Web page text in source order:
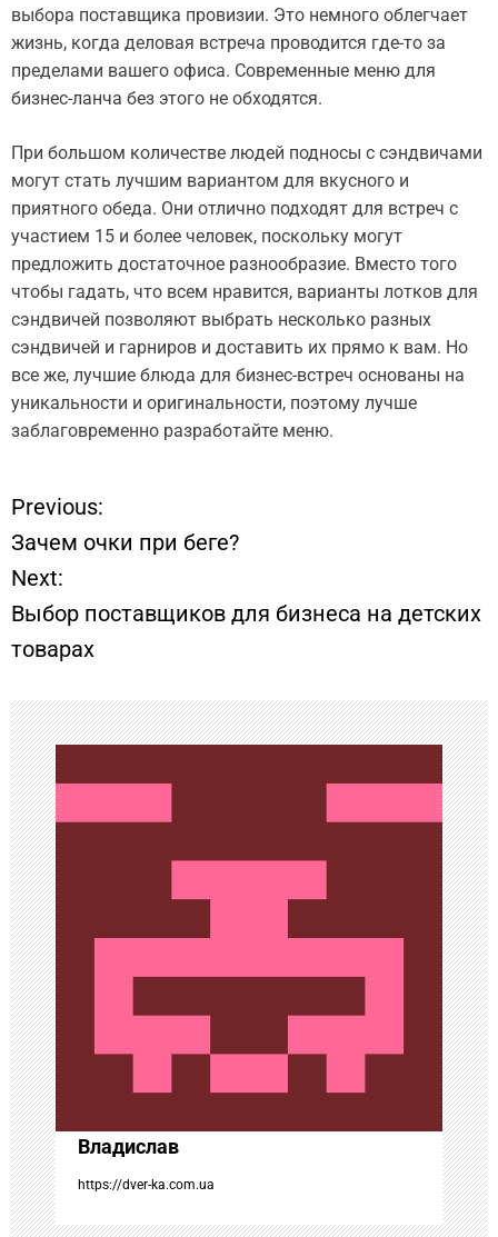
выбора поставщика провизии. Это немного облегчает
жизнь, когда деловая встреча проводится где-то за
пределами вашего офиса. Современные меню для
бизнес-ланча без этого не обходятся.
При большом количестве людей подносы с сэндвичами
могут стать лучшим вариантом для вкусного и
приятного обеда. Они отлично подходят для встреч с
участием 15 и более человек, поскольку могут
предложить достаточное разнообразие. Вместо того
чтобы гадать, что всем нравится, варианты лотков для
сэндвичей позволяют выбрать несколько разных
сэндвичей и гарниров и доставить их прямо к вам. Но
все же, лучшие блюда для бизнес-встреч основаны на
уникальности и оригинальности, поэтому лучше
заблаговременно разработайте меню.
Н
а
в
г
а
ц
и
я
п
о
з
а
п
Previous:
Зачем очки при беге?
Next:
Выбор поставщиков для бизнеса на детских
товарах
Владислав
https://dver-ka.com.ua